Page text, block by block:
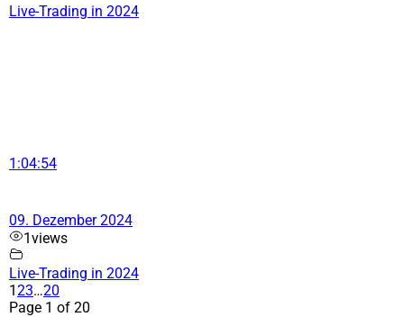
Live-Trading in 2024
1:04:54
09. Dezember 2024
1views
Live-Trading in 2024
123…20
Page 1 of 20